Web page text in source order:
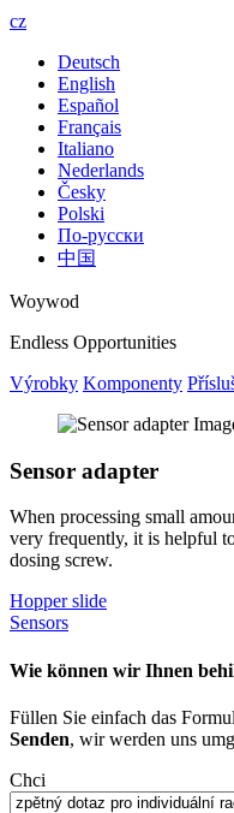
cz
Deutsch
English
Español
Français
Italiano
Nederlands
Česky
Polski
По-русски
中国
Woywod
Endless Opportunities
Výrobky Komponenty
Sensor adapter
When processing small
very frequently, it is helpful
dosing screw.
Hopper slide
Sensors
Wie können wir Ihnen
Füllen Sie einfach das
Senden, wir werden uns
Chci